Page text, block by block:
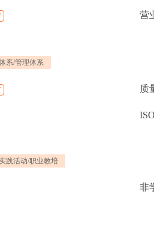
营
系/管理体系
质
践活动/职业教培
非